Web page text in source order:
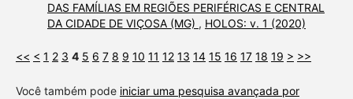
DAS FAMÍLIAS EM REGIÕES PERIFÉRICAS E CENTRAL
DA CIDADE DE VIÇOSA (MG) , HOLOS: v. 1 (2020)
<< < 1 2 3 4 5 6 7 8 9 10 11 12 13 14 15 16 17 18 19 > >>
Você também pode iniciar uma pesquisa avançada por